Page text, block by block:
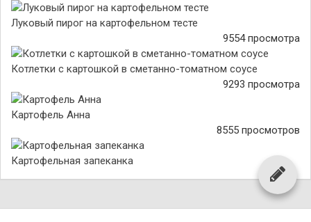
Луковый пирог на картофельном тесте
9554 просмотра
Котлетки с картошкой в сметанно-томатном соусе
9293 просмотра
Картофель Анна
8555 просмотров
Картофельная запеканка